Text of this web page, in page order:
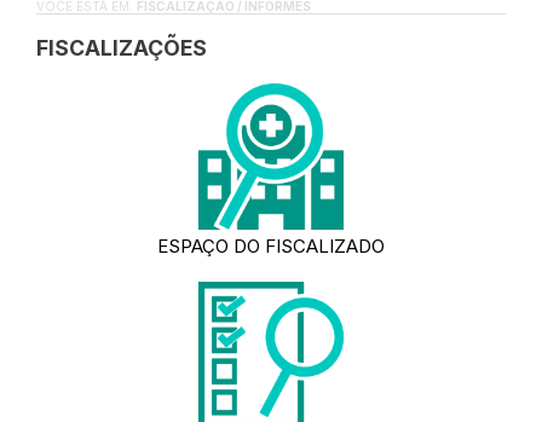
VOCÊ ESTÁ EM: FISCALIZAÇÃO / INFORMES
FISCALIZAÇÕES
ESPAÇO DO FISCALIZADO